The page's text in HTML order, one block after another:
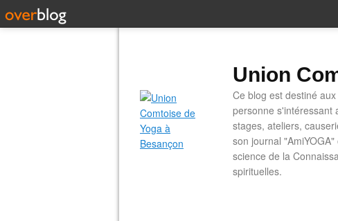
Union
Ce blog est destiné
personne s'intéressant
stages, ateliers,
son journal
science de la
spirituelles.